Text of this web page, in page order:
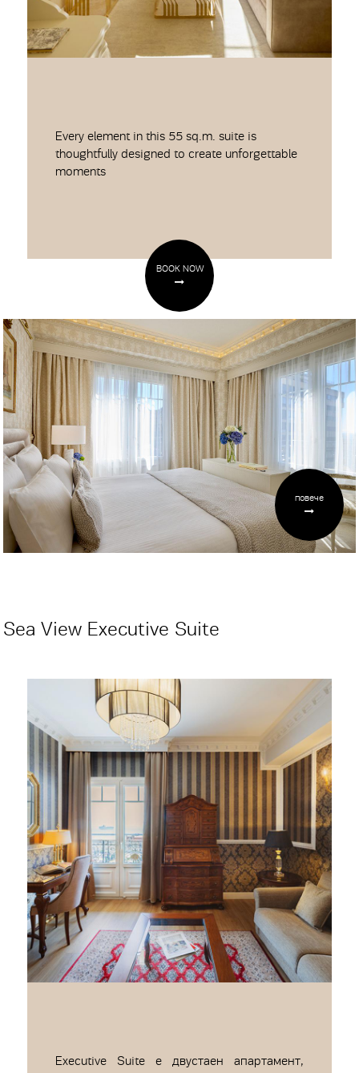
Every element in this 55 sq.m. suite is
thoughtfully designed to create unforgettable
moments
BOOK NOW
повече
Sea View Executive Suite
Executive Suite е двустаен апартамент,